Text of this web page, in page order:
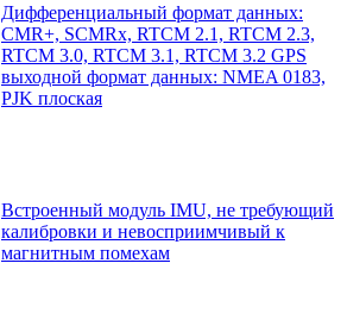
Дифференциальный формат данных:
CMR+, SCMRx, RTCM 2.1, RTCM 2.3,
RTCM 3.0, RTCM 3.1, RTCM 3.2 GPS
выходной формат данных: NMEA 0183,
PJK плоская
Встроенный модуль IMU, не требующий
калибровки и невосприимчивый к
магнитным помехам